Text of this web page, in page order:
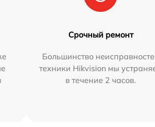
Срочный ремонт
Большинство
техники Hikvision мы
в течение 2 часов.